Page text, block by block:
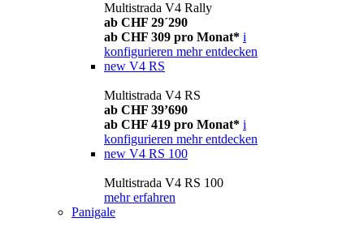
Multistrada V4 Rally
ab CHF 29´290
ab CHF 309 pro Monat* i
konfigurieren mehr entdecken
new V4 RS
Multistrada V4 RS
ab CHF 39’690
ab CHF 419 pro Monat* i
konfigurieren mehr entdecken
new V4 RS 100
Multistrada V4 RS 100
mehr erfahren
Panigale